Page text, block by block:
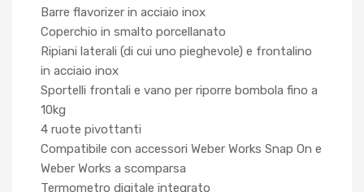
Barre flavorizer in acciaio inox
Coperchio in smalto porcellanato
Ripiani laterali (di cui uno pieghevole) e frontalino
in acciaio inox
Sportelli frontali e vano per riporre bombola fino a
10kg
4 ruote pivottanti
Compatibile con accessori Weber Works Snap On e
Weber Works a scomparsa
Termometro digitale integrato